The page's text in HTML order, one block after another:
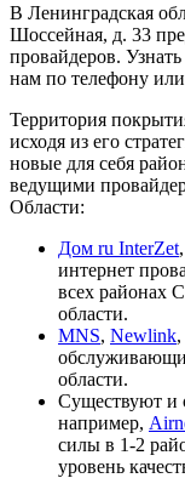
В Ленинградская
Шоссейная, д. 33
провайдеров.
нам по телефону
Территория
исходя из его
новые для себя
ведущими
Области:
Дом ru InterZet,
интернет
всех районах
области.
MNS, Newlink,
области.
Существуют и
например,
силы в 1-2
уровень